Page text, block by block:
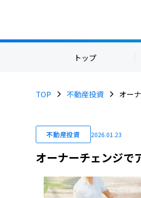
トップ
TOP 不動産投資 オー
不動産投資 2026.01.23
オーナーチェンジで